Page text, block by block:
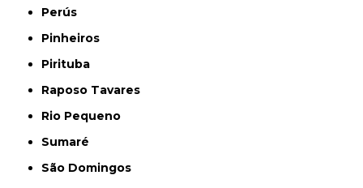
Perús
Pinheiros
Pirituba
Raposo Tavares
Rio Pequeno
Sumaré
São Domingos